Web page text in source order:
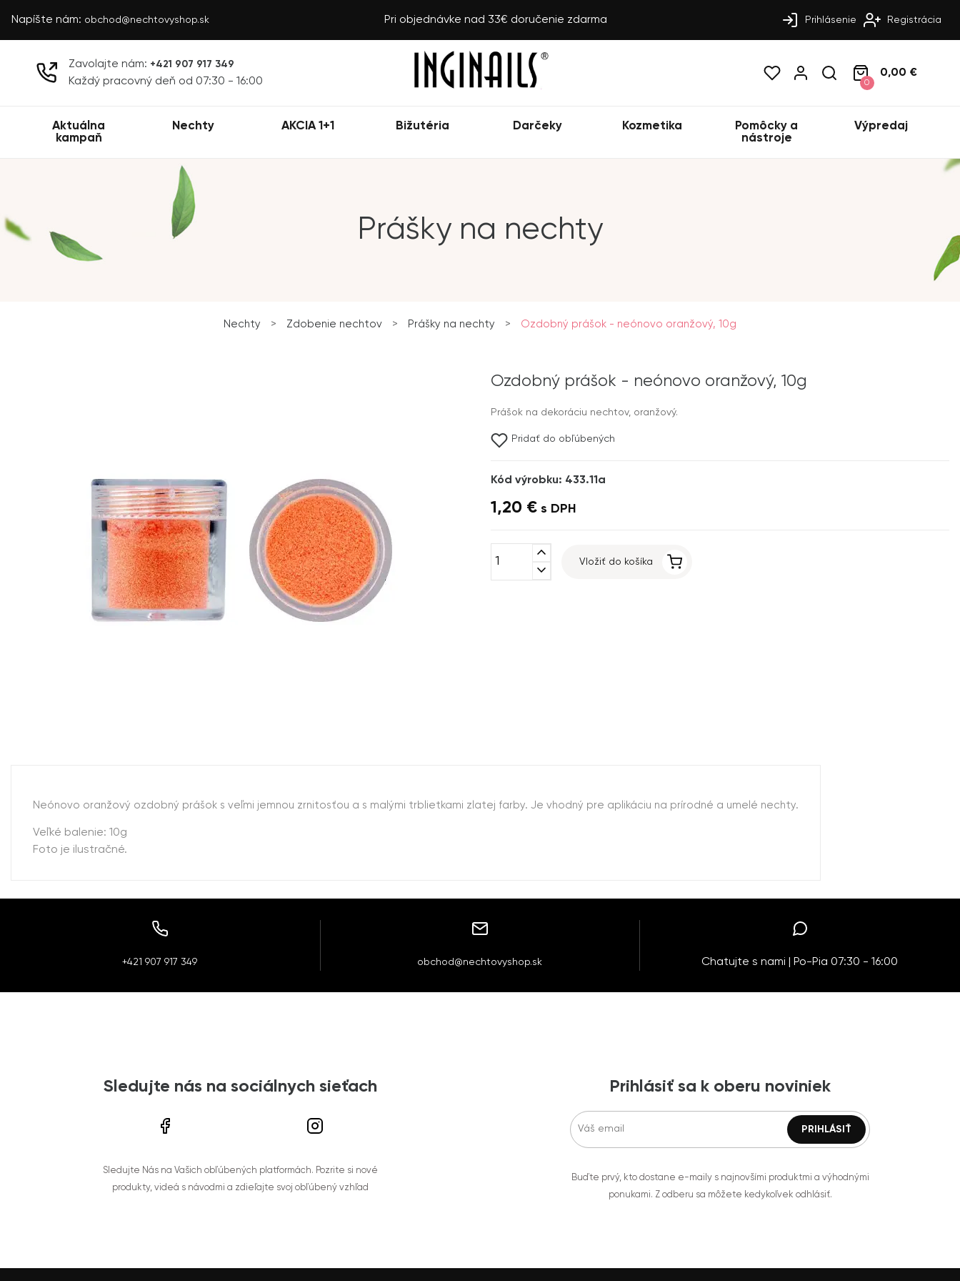
Napíšte nám: obchod@nechtovyshop.sk Pri objednávke nad 33€ doručenie zdarma Prihlásenie Registrácia
Zavolajte nám: +421 907 917 349
Každý pracovný deň od 07:30 - 16:00 0
0,00 €
Aktuálna
kampaň
Nechty AKCIA 1+1 Bižutéria Darčeky Kozmetika
Pomôcky a
nástroje
Výpredaj
Prášky na nechty
Nechty > Zdobenie nechtov > Prášky na nechty > Ozdobný prášok - neónovo oranžový, 10g
Ozdobný prášok - neónovo oranžový, 10g
Prášok na dekoráciu nechtov, oranžový.
Pridať do obľúbených
Kód výrobku: 433.11a
1,20 € s DPH
expand_less
expand_more
Vložiť do košíka
Neónovo oranžový ozdobný prášok s veľmi jemnou zrnitosťou a s malými trblietkami zlatej farby. Je vhodný pre aplikáciu na prírodné a umelé nechty.
Veľké balenie: 10g
Foto je ilustračné.
+421 907 917 349 obchod@nechtovyshop.sk Chatujte s nami | Po-Pia 07:30 - 16:00
Sledujte nás na sociálnych sieťach
Sledujte Nás na Vašich obľúbených platformách. Pozrite si nové
produkty, videá s návodmi a zdieľajte svoj obľúbený vzhľad
Prihlásiť sa k oberu noviniek
Buďte prvý, kto dostane e-maily s najnovšími produktmi a výhodnými
ponukami. Z odberu sa môžete kedykoľvek odhlásiť.